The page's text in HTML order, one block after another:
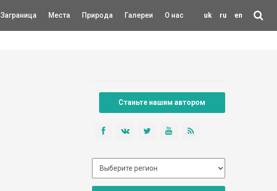
uk ru en
Заграница Места Природа Галереи О нас
Станьте нашим автором